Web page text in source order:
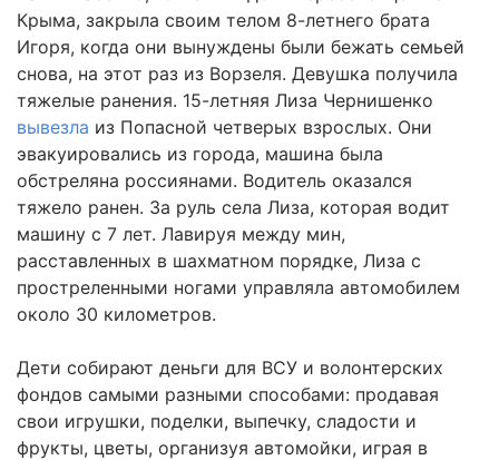
Крыма, закрыла своим телом 8-летнего брата
Игоря, когда они вынуждены были бежать семьей
снова, на этот раз из Ворзеля. Девушка получила
тяжелые ранения. 15-летняя Лиза Чернишенко
вывезла из Попасной четверых взрослых. Они
эвакуировались из города, машина была
обстреляна россиянами. Водитель оказался
тяжело ранен. За руль села Лиза, которая водит
машину с 7 лет. Лавируя между мин,
расставленных в шахматном порядке, Лиза с
простреленными ногами управляла автомобилем
около 30 километров.
Дети собирают деньги для ВСУ и волонтерских
фондов самыми разными способами: продавая
свои игрушки, поделки, выпечку, сладости и
фрукты, цветы, организуя автомойки, играя в